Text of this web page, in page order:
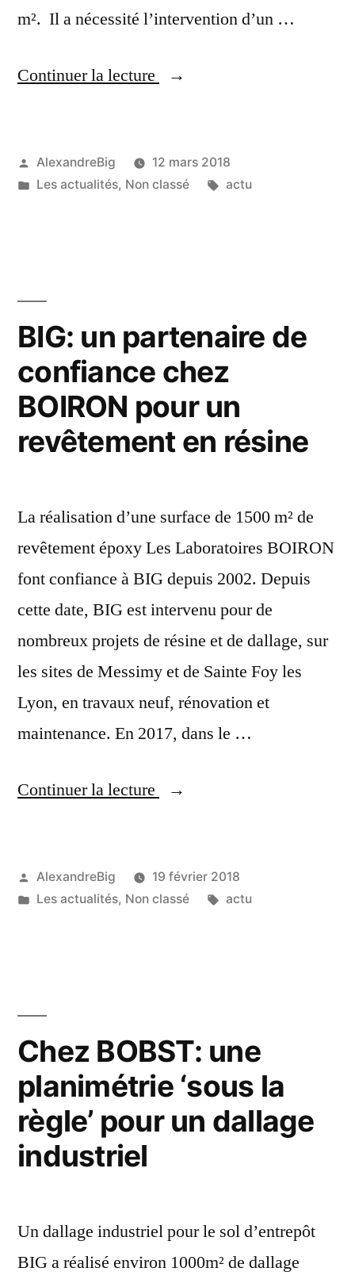
m². Il a nécessité l’intervention d’un …
Continuer la lecture
AlexandreBig
12 mars 2018
Les actualités, Non classé actu
BIG: un partenaire de
confiance chez
BOIRON pour un
revêtement en résine
La réalisation d’une surface de 1500 m² de
revêtement époxy Les Laboratoires BOIRON
font confiance à BIG depuis 2002. Depuis
cette date, BIG est intervenu pour de
nombreux projets de résine et de dallage, sur
les sites de Messimy et de Sainte Foy les
Lyon, en travaux neuf, rénovation et
maintenance. En 2017, dans le …
Continuer la lecture
AlexandreBig
19 février 2018
Les actualités, Non classé actu
Chez BOBST: une
planimétrie ‘sous la
règle’ pour un dallage
industriel
Un dallage industriel pour le sol d’entrepôt
BIG a réalisé environ 1000m² de dallage